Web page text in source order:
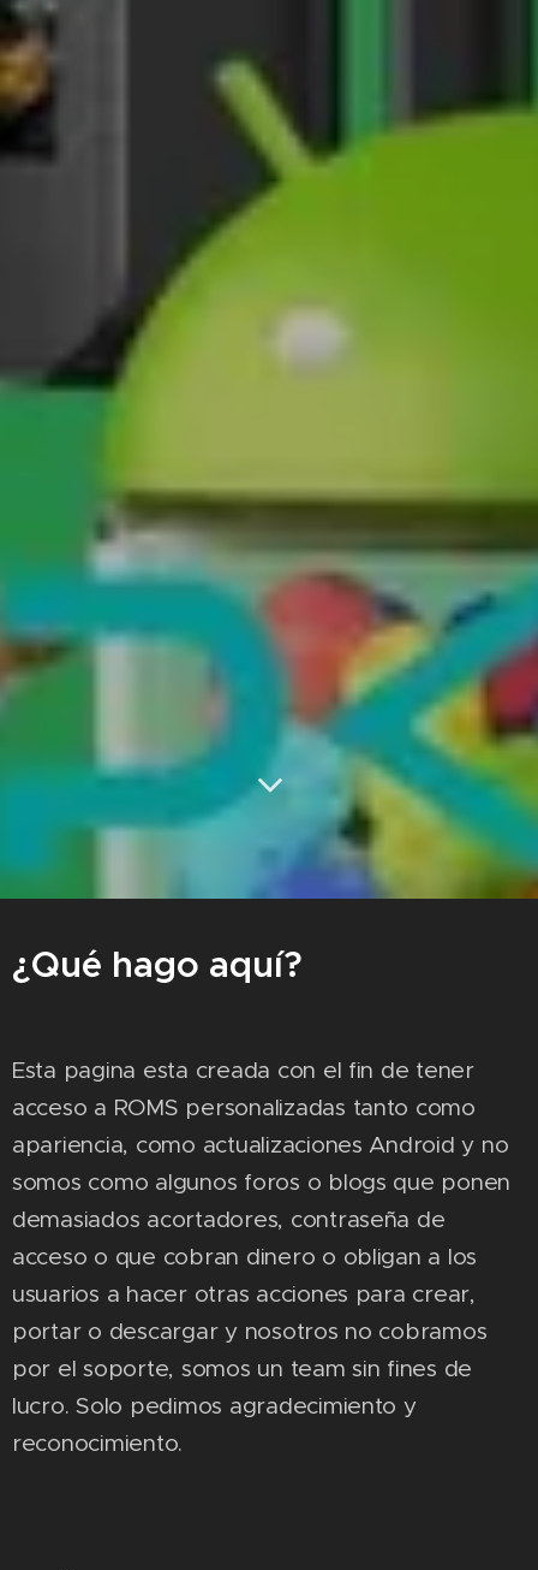
¿Qué hago aquí?
Esta pagina esta creada con el fin de tener
acceso a ROMS personalizadas tanto como
apariencia, como actualizaciones Android y no
somos como algunos foros o blogs que ponen
demasiados acortadores, contraseña de
acceso o que cobran dinero o obligan a los
usuarios a hacer otras acciones para crear,
portar o descargar y nosotros no cobramos
por el soporte, somos un team sin fines de
lucro. Solo pedimos agradecimiento y
reconocimiento.